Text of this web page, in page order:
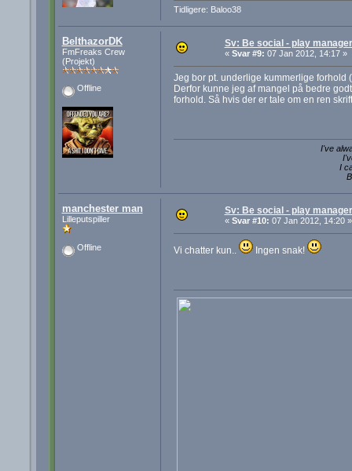
Tidligere: Baloo38
BelthazorDK
FmFreaks Crew
(Projekt)
Offline
Sv: Be social - play
« Svar #9: 07 Jan 2012, 14:17 »
Jeg bor pt. underlige kummerlige
Derfor kunne jeg af mangel på bedre
forhold. Så hvis der er tale om en ren
I've
I
manchester man
Lilleputspiller
Offline
Sv: Be social - play
« Svar #10: 07 Jan 2012, 14:20 »
Vi chatter kun.. Ingen snak!